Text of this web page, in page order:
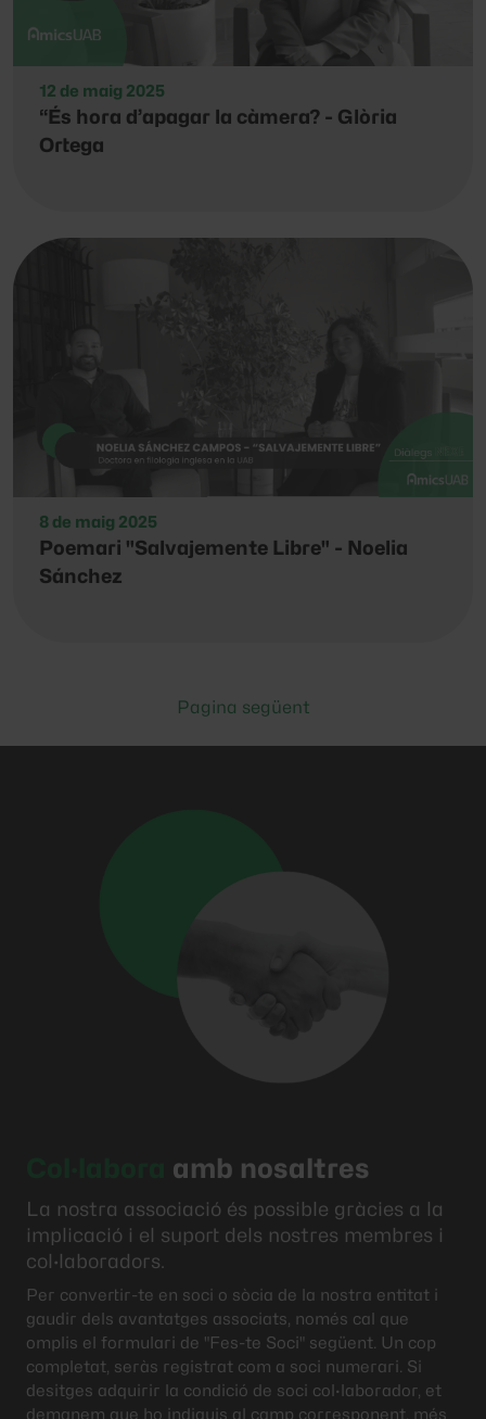
12 de maig 2025
“És hora d’apagar la càmera? - Glòria
Ortega
8 de maig 2025
Poemari "Salvajemente Libre" - Noelia
Sánchez
Pagina següent
amb nosaltres
La nostra associació és possible gràcies a la
implicació i el suport dels nostres membres i
col·laboradors.
Per convertir-te en soci o sòcia de la nostra entitat i
gaudir dels avantatges associats, només cal que
omplis el formulari de "Fes-te Soci" següent. Un cop
completat, seràs registrat com a soci numerari. Si
desitges adquirir la condició de soci col·laborador, et
demanem que ho indiquis al camp corresponent, més